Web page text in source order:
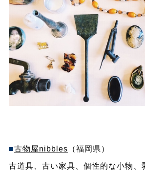
■古物屋nibbles （福岡県）
古道具、古い家具、個性的な小物、